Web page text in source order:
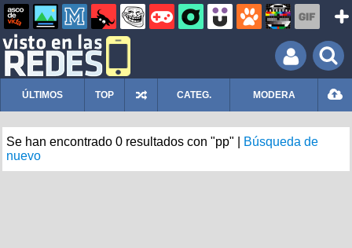
ÚLTIMOS TOP CATEG. MODERA
Se han encontrado 0 resultados con "pp" |
Búsqueda de
nuevo